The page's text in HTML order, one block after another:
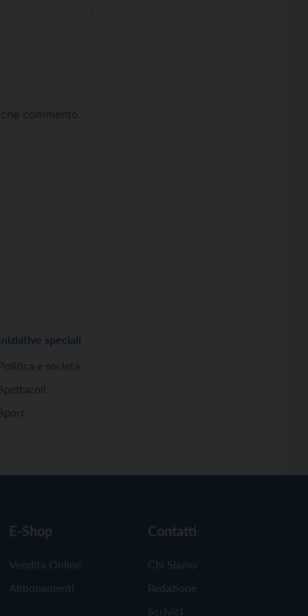
commento.
Iniziative speciali
Politica e società
E-Shop
Vendita Online
Abbonamenti
Contatti
Chi Siamo
Redazione
Scrivici